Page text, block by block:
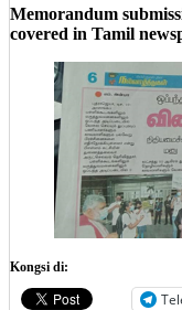
Memorandum
covered in Tamil
Kongsi di: